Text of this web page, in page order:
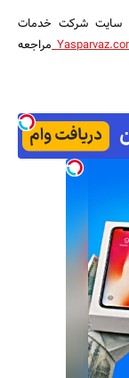
سایت شرکت خدمات
مراجعه